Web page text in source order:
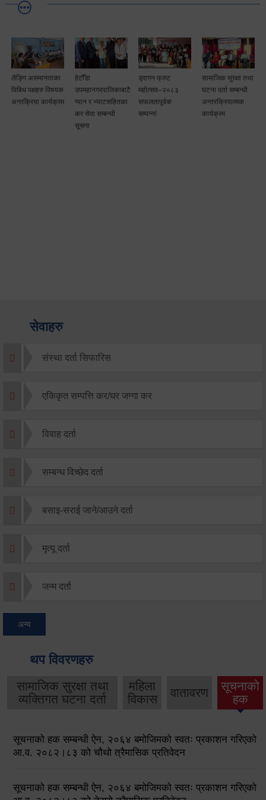
लैङ्गि असमानताका
विबिध पक्षहरु विषयक
अन्तक्रिया कार्यक्रम
हेटौँडा
उपमहानगरपालिकाबाटै
प्यान र भ्याटसहितका
कर सेवा सम्बन्धी
सूचना
ड्रागन फ्रुट
महोत्सव–२०८३
सफलतापूर्वक
सम्पन्न!
सामाजिक सुरक्षा तथा
घटना दर्ता सम्बन्धी
अन्तरक्रियात्मक
कार्यक्रम
सेवाहरु
संस्था दर्ता सिफारिस
एकिकृत सम्पत्ति कर/घर जग्गा कर
विवाह दर्ता
सम्बन्ध विच्छेद दर्ता
बसाइ-सराई जाने/आउने दर्ता
मृत्यू दर्ता
जन्म दर्ता
अन्य
थप विवरणहरु
सामाजिक सुरक्षा तथा
व्यक्तिगत घटना दर्ता
महिला
विकास
वातावरण
सूचनाको
हक
सूचनाको हक सम्बन्धी ऐन, २०६४ बमोजिमको स्वतः प्रकाशन गरिएको
आ.व. २०८२।८३ को चौथो त्रैमासिक प्रतिवेदन
सूचनाको हक सम्बन्धी ऐन, २०६४ बमोजिमको स्वतः प्रकाशन गरिएको